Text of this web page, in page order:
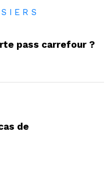
pass carrefour ?
de